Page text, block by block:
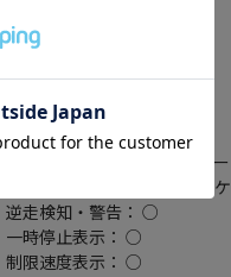
VICSWIDE： ○
スマートIC考慮検索： ○
ミラーリング対応： ○
搭載プレーヤー： DVD/CD
外部メモリスロット： SDカ
接続端子： USB端子(要別
逆走検知・警告： ○
一時停止表示： ○
制限速度表示： ○